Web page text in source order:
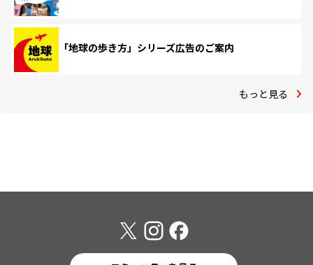
「地球の歩き方」シリーズ広告のご案内
もっと見る